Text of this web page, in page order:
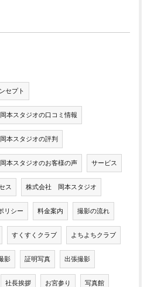
セプト
本スタジオの口コミ情報
本スタジオの評判
本スタジオのお客様の声 サービス
ス 株式会社 岡本スタジオ
リシー 料金案内 撮影の流れ
すくすくクラブ よちよちクラブ
影 証明写真 出張撮影
社長挨拶 お宮参り 写真館